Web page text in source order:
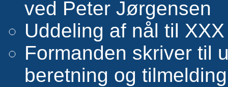
ved Peter Jørgensen
Uddeling af nål til XXX
Formanden skriver til
beretning og